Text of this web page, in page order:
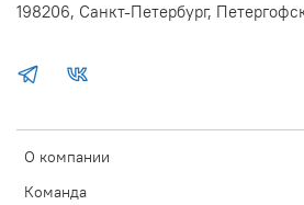
О компании
Команда
198206, Санкт-Петербург,